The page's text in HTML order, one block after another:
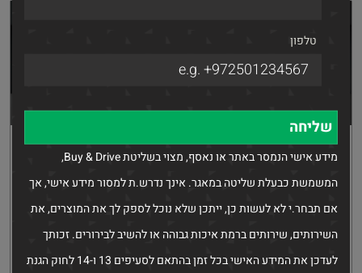
Nissan Sentra
מחיר buy and drive
69,770
₪
95,000 ₪
העתקת
Whatsapp
Nissan X Trail
מחיר buy and drive
37,900
₪
68,000 ₪
העתקת
קישור
Whatsapp
טלפון
מידע אישי הנמסר באתר או נאסף, מצוי בשליטת Buy & Drive,
המשמשת כבעלת שליטה במאגר. אינך נדרש.ת למסור מידע אישי, אך
אם תבחר.י לא לעשות כן, ייתכן שלא נוכל לספק לך את המוצרים, את
השירותים, שירותים ברמת איכות גבוהה או להשיב לבירורים. זכותך
לעדכן את המידע האישי בכל זמן בהתאם לסעיפים 13 ו-14 לחוק הגנת